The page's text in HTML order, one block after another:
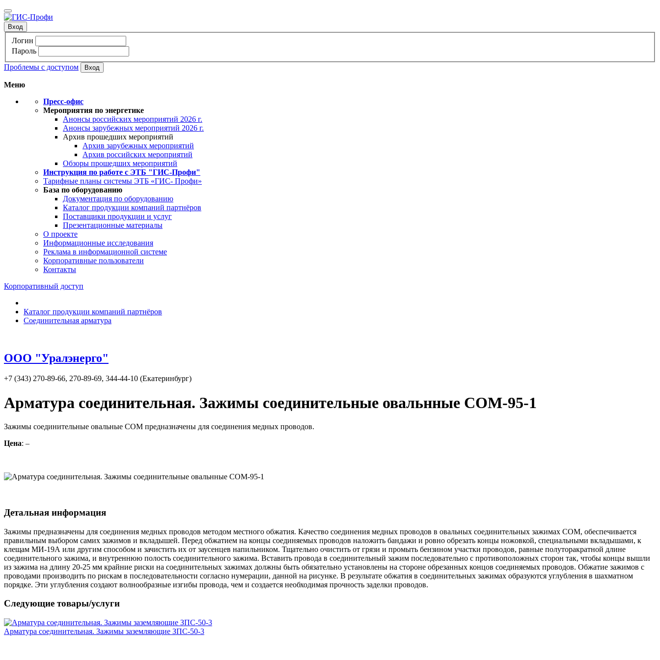
Вход
Логин
Пароль
Проблемы с доступом
Меню
Пресс-офис
Мероприятия по энергетике
Анонсы российских мероприятий 2026 г.
Анонсы зарубежных мероприятий 2026 г.
Архив прошедших мероприятий
Архив зарубежных мероприятий
Архив российских мероприятий
Обзоры прошедших мероприятий
Инструкция по работе с ЭТБ "ГИС-Профи"
Тарифные планы системы ЭТБ «ГИС- Профи»
База по оборудованию
Документация по оборудованию
Каталог продукции компаний партнёров
Поставщики продукции и услуг
Презентационные материалы
О проекте
Информационные исследования
Реклама в информационной системе
Корпоративные пользователи
Контакты
Корпоративный доступ
Каталог продукции компаний партнёров
Соединительная арматура
ООО "Уралэнерго"
+7 (343) 270-89-66, 270-89-69, 344-44-10 (Екатеринбург)
Арматура соединительная. Зажимы соединительные овальнные СОМ-95-1
Зажимы соединительные овальные СОМ предназначены для соединения медных проводов.
Цена: –
Детальная информация
Зажимы предназначены для соединения медных проводов методом местного обжатия. Качество соединения медных проводов в овальных соединительных зажимах СОМ, обеспечивается
правильным выбором самих зажимов и вкладышей. Перед обжатием на концы соединяемых проводов наложить бандажи и ровно обрезать концы ножовкой, специальными вкладышами, к
клещам МИ-19А или другим способом и зачистить их от заусенцев напильником. Тщательно очистить от грязи и промыть бензином участки проводов, равные полуторакратной длине
соединительного зажима, и внутреннюю полость соединительного зажима. Вставить провода в соединительный зажим последовательно с противоположных сторон так, чтобы концы вышли
из зажима на длину 20-25 мм крайние риски на соединительных зажимах должны быть обязательно установлены на стороне обрезанных концов соединяемых проводов. Обжатие зажимов с
проводами производить по рискам в последовательности согласно нумерации, данной на рисунке. В результате обжатия в соединительных зажимах образуются углубления в шахматном
порядке. Эти углубления создают волнообразные изгибы провода, чем и создается необходимая прочность заделки проводов.
Следующие товары/услуги
Арматура соединительная. Зажимы заземляющие ЗПС-50-3